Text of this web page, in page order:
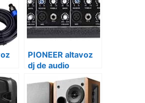
PIONEER altavoz
dj de audio
profesional xprs-
15